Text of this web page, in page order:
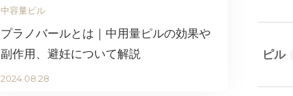
中容量ピル
プラノバールとは｜中用量ピルの効果や
副作用、避妊について解説
2024.08.28
ピル